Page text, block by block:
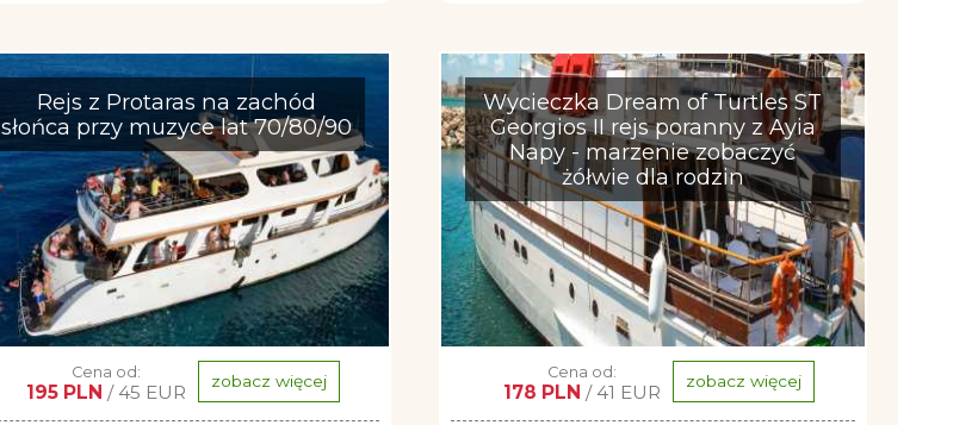
Rejs z Protaras na zachód
słońca przy muzyce lat 70/80/90
Cena od:
195 PLN / 45 EUR zobacz więcej
Wycieczka Dream of Turtles ST
Georgios II rejs poranny z Ayia
Napy - marzenie zobaczyć
żółwie dla rodzin
Cena od:
178 PLN / 41 EUR zobacz więcej